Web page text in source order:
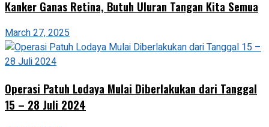
Kanker Ganas Retina, Butuh Uluran Tangan Kita Semua
March 27, 2025
Operasi Patuh Lodaya Mulai Diberlakukan dari Tanggal
15 – 28 Juli 2024